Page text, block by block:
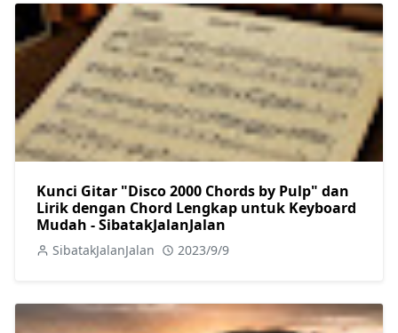
Kunci Gitar "Disco 2000 Chords by Pulp" dan
Lirik dengan Chord Lengkap untuk Keyboard
Mudah - SibatakJalanJalan
SibatakJalanJalan 2023/9/9